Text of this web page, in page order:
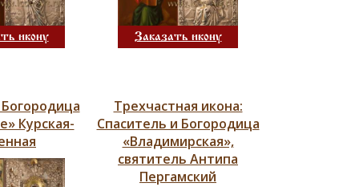
икону Заказать икону
Курская-
Трехчастная икона:
Спаситель и Богородица
«Владимирская»,
святитель Антипа
Пергамский